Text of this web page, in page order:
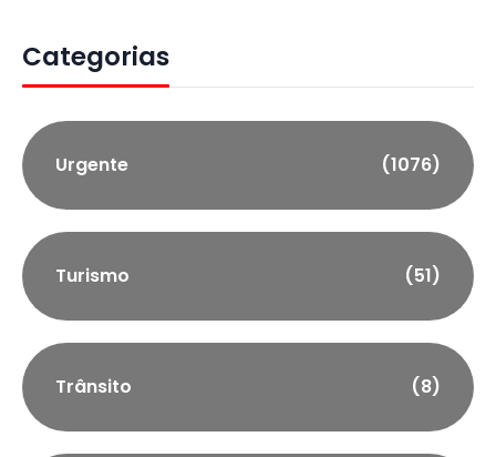
Categorias
Urgente (1076)
Turismo (51)
Trânsito (8)